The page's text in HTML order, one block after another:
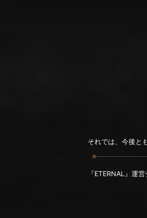
それでは、今後と
『ETERNAL』運